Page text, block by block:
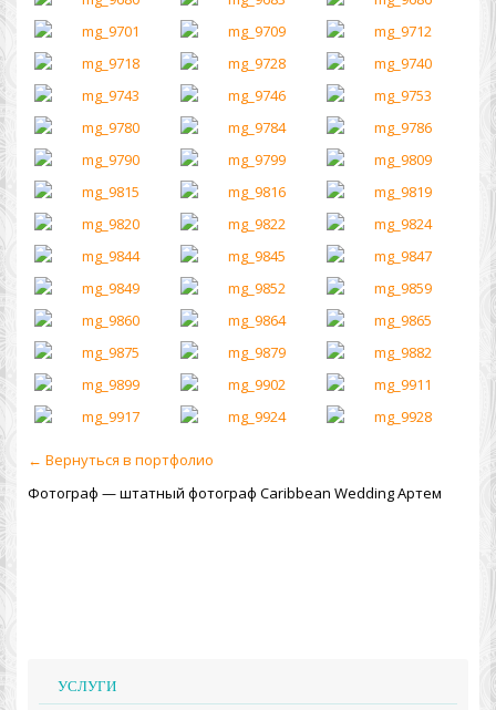
← Вернуться в портфолио
Фотограф — штатный фотограф Сaribbean Wedding Артем
УСЛУГИ